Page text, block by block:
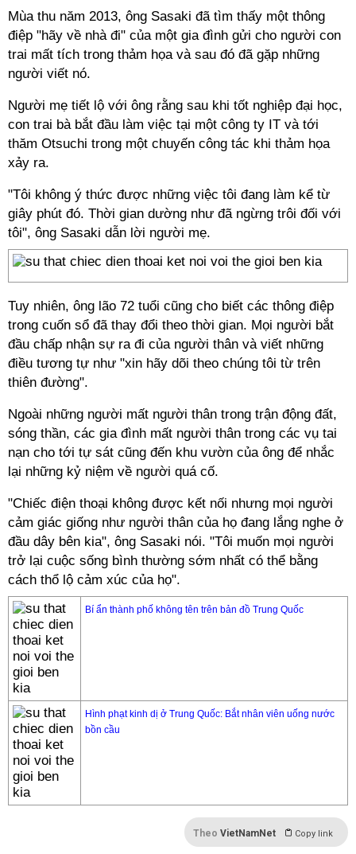
Mùa thu năm 2013, ông Sasaki đã tìm thấy một thông
điệp "hãy về nhà đi" của một gia đình gửi cho người con
trai mất tích trong thảm họa và sau đó đã gặp những
người viết nó.
Người mẹ tiết lộ với ông rằng sau khi tốt nghiệp đại học,
con trai bà bắt đầu làm việc tại một công ty IT và tới
thăm Otsuchi trong một chuyến công tác khi thảm họa
xảy ra.
"Tôi không ý thức được những việc tôi đang làm kể từ
giây phút đó. Thời gian dường như đã ngừng trôi đối với
tôi", ông Sasaki dẫn lời người mẹ.
Tuy nhiên, ông lão 72 tuổi cũng cho biết các thông điệp
trong cuốn sổ đã thay đổi theo thời gian. Mọi người bắt
đầu chấp nhận sự ra đi của người thân và viết những
điều tương tự như "xin hãy dõi theo chúng tôi từ trên
thiên đường".
Ngoài những người mất người thân trong trận động đất,
sóng thần, các gia đình mất người thân trong các vụ tai
nạn cho tới tự sát cũng đến khu vườn của ông để nhắc
lại những kỷ niệm về người quá cố.
"Chiếc điện thoại không được kết nối nhưng mọi người
cảm giác giống như người thân của họ đang lắng nghe ở
đầu dây bên kia", ông Sasaki nói. "Tôi muốn mọi người
trở lại cuộc sống bình thường sớm nhất có thể bằng
cách thổ lộ cảm xúc của họ".
Bí ẩn thành phố không tên trên bản đồ Trung Quốc
Hình phạt kinh dị ở Trung Quốc: Bắt nhân viên uống nước
bồn cầu
Theo VietNamNet Copy link